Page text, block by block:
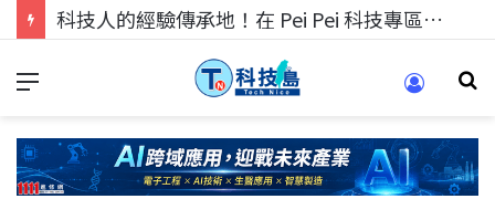
科技人找工作，就到TECH+ 科技專區!